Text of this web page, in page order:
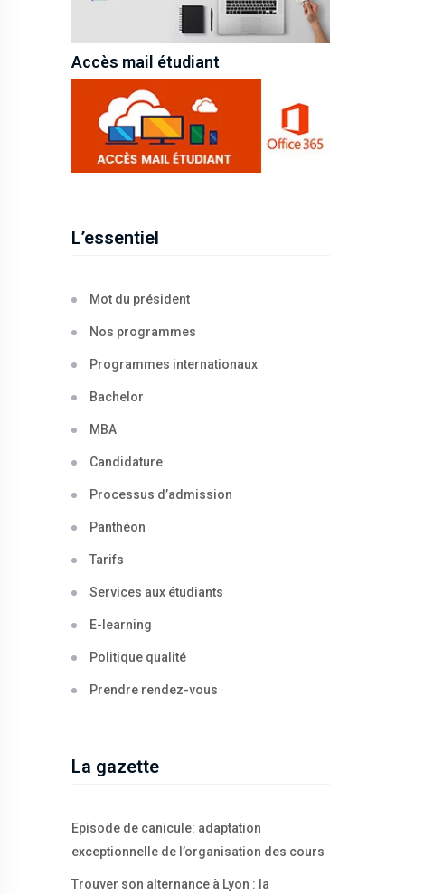
Accès mail étudiant
L’essentiel
Mot du président
Nos programmes
Programmes internationaux
Bachelor
MBA
Candidature
Processus d’admission
Panthéon
Tarifs
Services aux étudiants
E-learning
Politique qualité
Prendre rendez-vous
La gazette
Episode de canicule: adaptation
exceptionnelle de l’organisation des cours
Trouver son alternance à Lyon : la